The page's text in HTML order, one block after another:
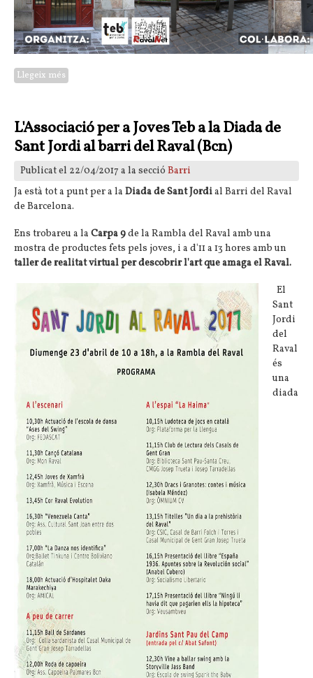
Llegeix més
L'Associació per a Joves Teb a la Diada de
Sant Jordi al barri del Raval (Bcn)
Publicat el 22/04/2017 a la secció Barri
Ja està tot a punt per a la Diada de Sant Jordial Barri del Raval
de Barcelona.
Ens trobareu a la Carpa 9de la Rambla del Raval amb una
mostra de productes fets pels joves, i a d'11 a 13 hores amb un
taller de realitat virtual per descobrir l'art que amaga el Raval.
El
Sant
Jordi
del
Raval
és
una
diada